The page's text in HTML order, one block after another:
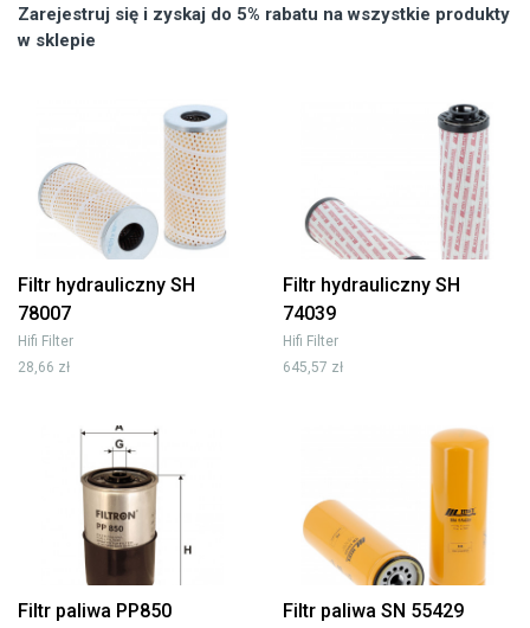
Zarejestruj się i zyskaj do 5% rabatu na wszystkie produkty
w sklepie
Filtr hydrauliczny SH
78007
Hifi Filter
28,66 zł
Filtr hydrauliczny SH
74039
Hifi Filter
645,57 zł
Filtr paliwa PP850 Filtr paliwa SN 55429